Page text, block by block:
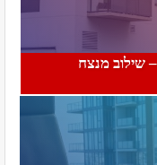
– שילוב מנצח